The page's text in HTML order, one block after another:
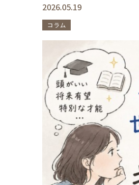
2026.05.19
コラム